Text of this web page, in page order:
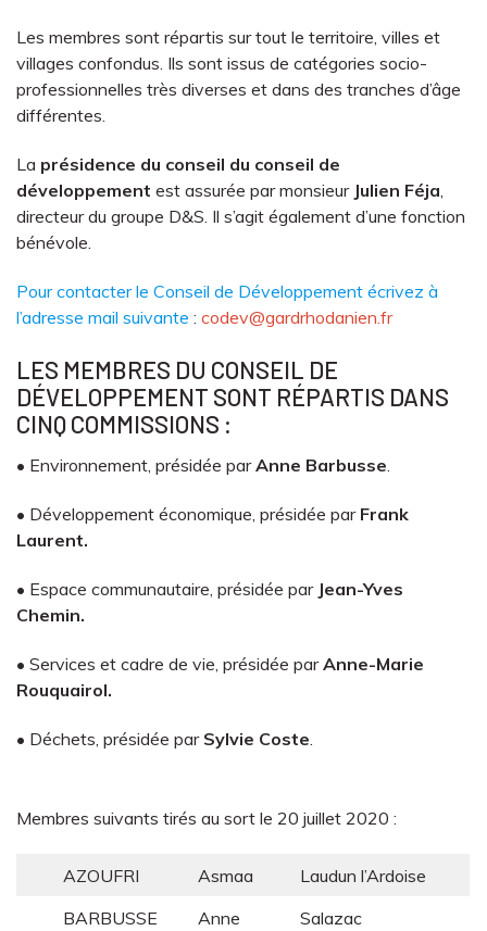
Les membres sont répartis sur tout le territoire, villes et
villages confondus. Ils sont issus de catégories socio-
professionnelles très diverses et dans des tranches d’âge
différentes.
La présidence du conseil du conseil de
développement est assurée par monsieur Julien Féja
directeur du groupe D&S. Il s’agit également d’une fonction
bénévole.
Pour contacter le Conseil de Développement écrivez à
l’adresse mail suivante : codev@gardrhodanien.fr
LES MEMBRES DU CONSEIL DE
DÉVELOPPEMENT SONT RÉPARTIS DANS
CINQ COMMISSIONS :
• Environnement, présidée parAnne Barbusse.
• Développement économique, présidée par Frank
Laurent.
• Espace communautaire, présidée parJean-Yves
Chemin.
• Services et cadre de vie, présidée parAnne-Marie
Rouquairol.
• Déchets, présidée parSylvie Coste.
Membres suivants tirés au sort le 20 juillet 2020 :
AZOUFRI Asmaa
Laudun l’Ardoise
BARBUSSE
Anne
Salazac